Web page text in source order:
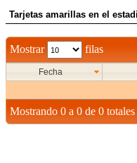
Tarjetas amarillas en el
Mostrar filas
Fecha
Mostrando 0 a 0 de 0 totales